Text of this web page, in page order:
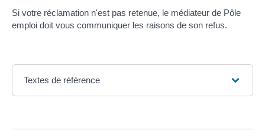
Si votre réclamation n'est pas retenue, le médiateur de Pôle
emploi doit vous communiquer les raisons de son refus.
Textes de référence